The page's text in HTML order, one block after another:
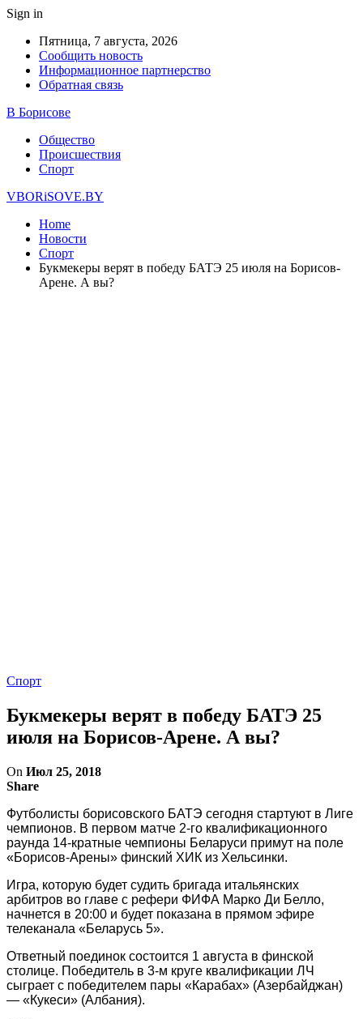
Sign in
Пятница, 7 августа, 2026
Сообщить новость
Информационное партнерство
Обратная связь
В Борисове
Общество
Происшествия
Спорт
VBORiSOVE.BY
Home
Новости
Спорт
Букмекеры верят в победу БАТЭ 25 июля на Борисов-
Арене. А вы?
Спорт
Букмекеры верят в победу БАТЭ 25
июля на Борисов-Арене. А вы?
On Июл 25, 2018
Share
Футболисты борисовского БАТЭ сегодня стартуют в Лиге
чемпионов. В первом матче 2-го квалификационного
раунда 14-кратные чемпионы Беларуси примут на поле
«Борисов-Арены» финский ХИК из Хельсинки.
Игра, которую будет судить бригада итальянских
арбитров во главе с рефери ФИФА Марко Ди Белло,
начнется в 20:00 и будет показана в прямом эфире
телеканала «Беларусь 5».
Ответный поединок состоится 1 августа в финской
столице. Победитель в 3-м круге квалификации ЛЧ
сыграет с победителем пары «Карабах» (Азербайджан)
— «Кукеси» (Албания).